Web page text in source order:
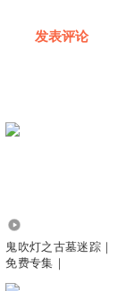
发表评论
鬼吹灯之古墓迷踪｜
免费专集｜